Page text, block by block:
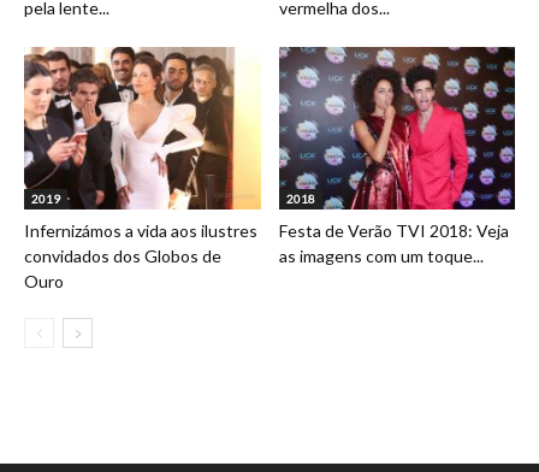
pela lente...
vermelha dos...
2019
Infernizámos a vida aos ilustres
convidados dos Globos de
Ouro
2018
Festa de Verão TVI 2018: Veja
as imagens com um toque...